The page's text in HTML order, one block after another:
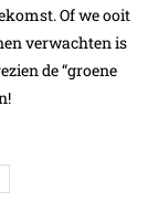
Of we ooit
verwachten is
de “groene